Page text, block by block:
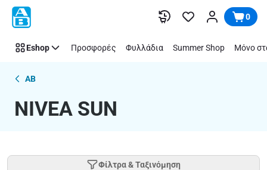
Παράλειψη
NIVEA
SUN
0
Eshop Προσφορές Φυλλάδια Summer Shop Μόνο
AB
NIVEA SUN
Φίλτρα & Ταξινόμηση